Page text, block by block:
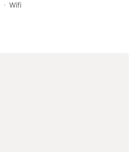
chalet is located 37 km from Las
22 km from Ponferrada Castle.
Wifi